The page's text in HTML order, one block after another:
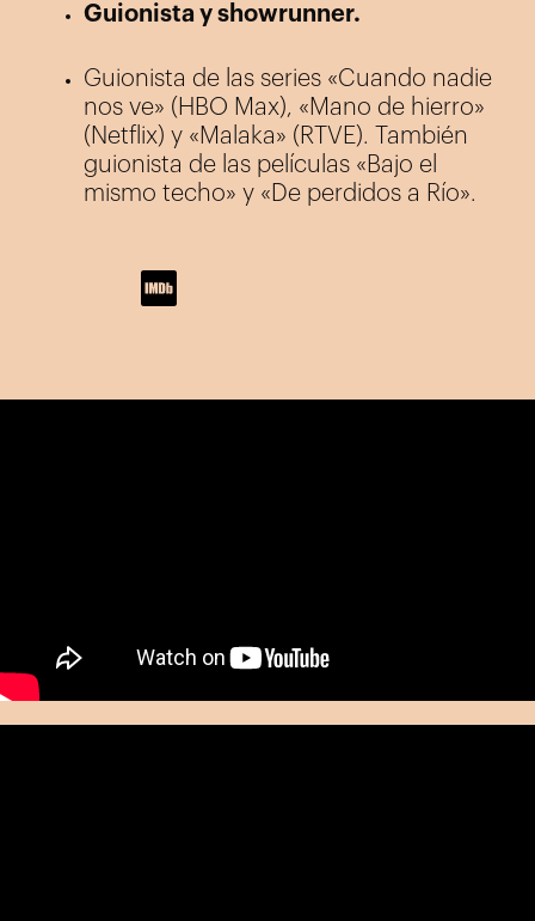
Guionista y showrunner.
Guionista de las series «Cuando nadie
nos ve» (HBO Max), «Mano de hierro»
(Netflix) y «Malaka» (RTVE). También
guionista de las películas «Bajo el
mismo techo» y «De perdidos a Río».